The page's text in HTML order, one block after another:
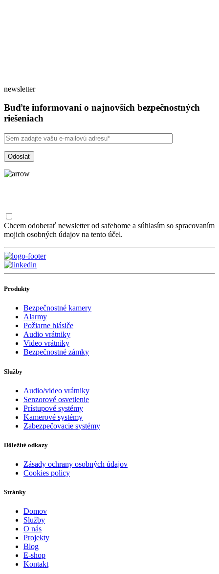
newsletter
Buďte informovaní o najnovších bezpečnostných
riešeniach
Chcem odoberať newsletter od safehome a súhlasím so spracovaním
mojich osobných údajov na tento účel.
Produkty
Bezpečnostné kamery
Alarmy
Požiarne hlásiče
Audio vrátniky
Video vrátniky
Bezpečnostné zámky
Služby
Audio/video vrátniky
Senzorové osvetlenie
Prístupové systémy
Kamerové systémy
Zabezpečovacie systémy
Dôležité odkazy
Zásady ochrany osobných údajov
Cookies policy
Stránky
Domov
Služby
O nás
Projekty
Blog
E-shop
Kontakt